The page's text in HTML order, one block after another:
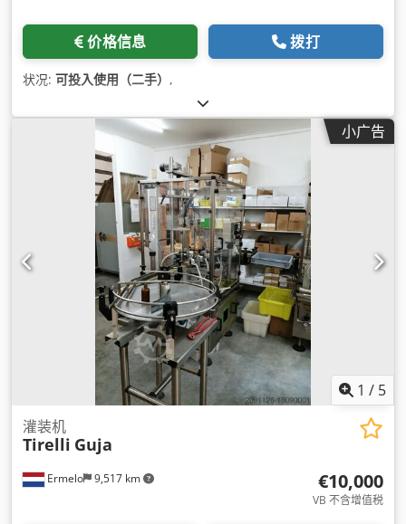
价格信息 拨打
状况: 可投入使用（二手） ,
小广告
1 / 5
Ermelo 9,517 km
灌装机
Tirelli Guja
€10,000
VB 不含增值税